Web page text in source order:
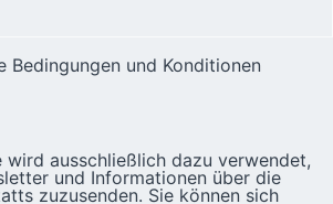
Bedingungen und Konditionen
wird ausschließlich dazu verwendet,
und Informationen über die
zuzusenden. Sie können sich